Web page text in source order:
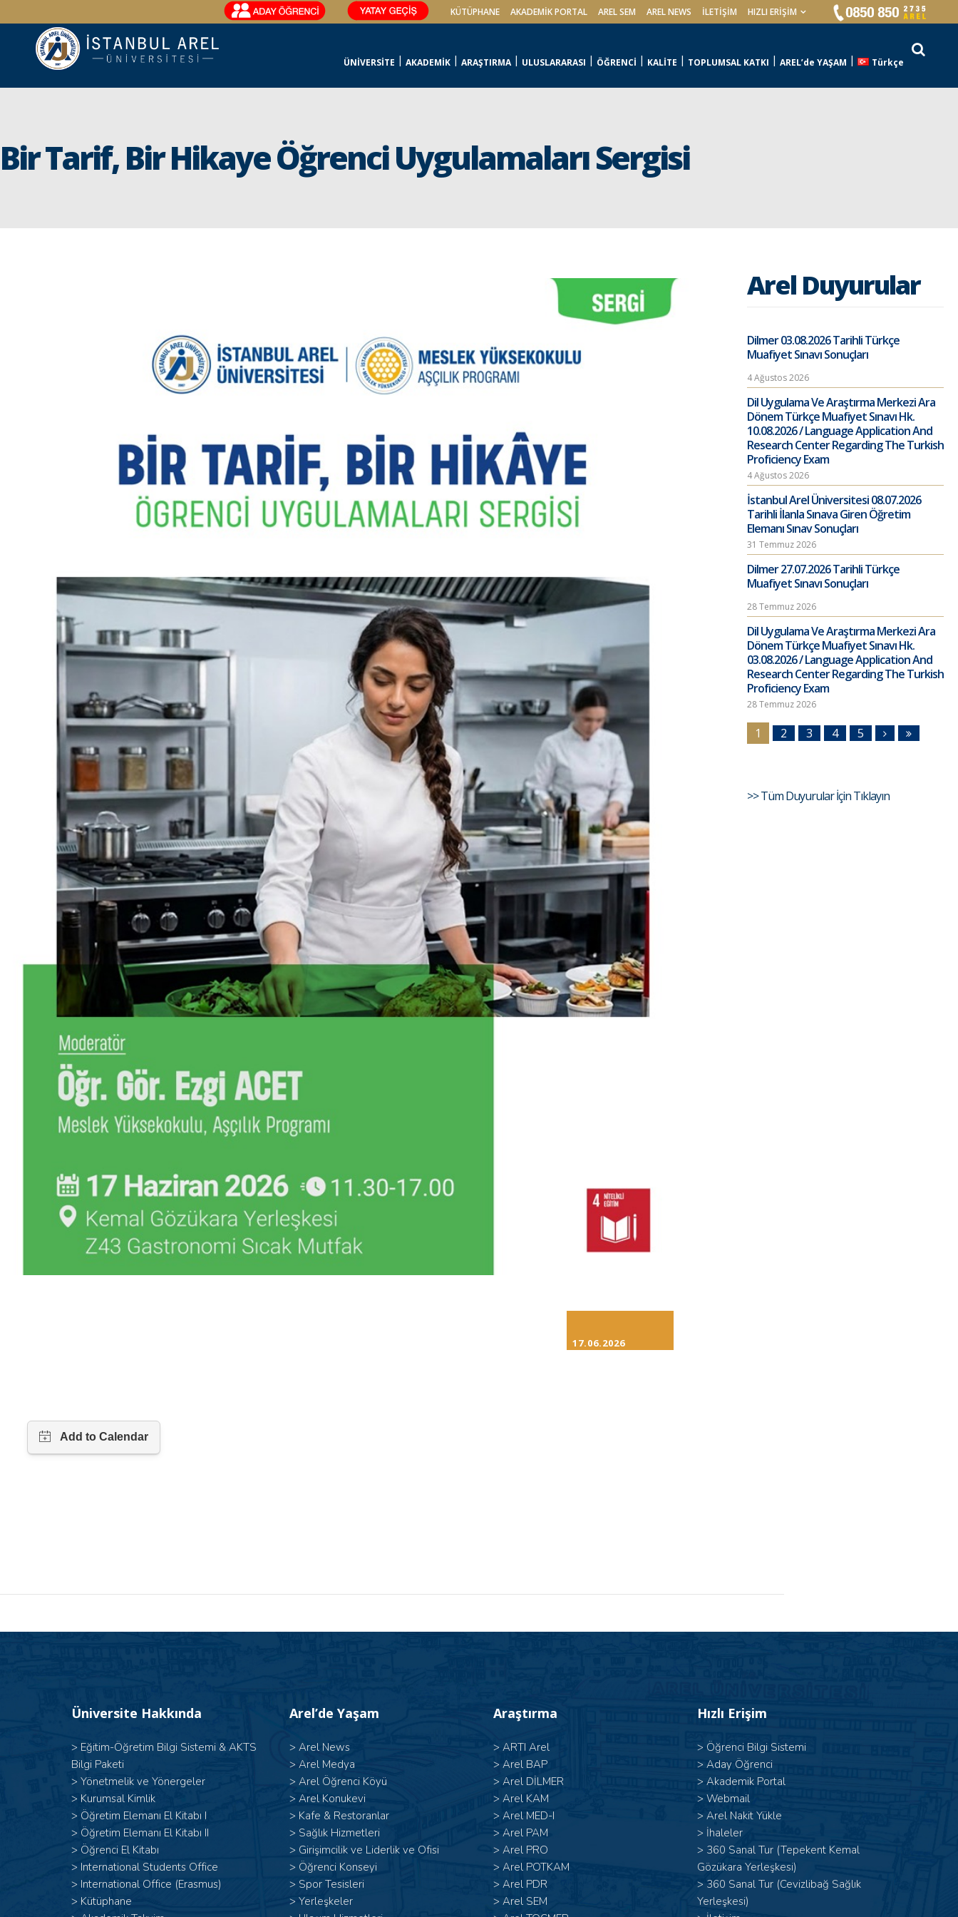
KÜTÜPHANE AKADEMİK PORTAL AREL SEM AREL NEWS İLETIŞIM HIZLI ERİŞİM
ÜNİVERSİTE AKADEMİK ARAŞTIRMA ULUSLARARASI ÖĞRENCİ KALİTE TOPLUMSAL KATKI AREL’de YAŞAM Türkçe
Bir Tarif, Bir Hikaye Öğrenci Uygulamaları Sergisi
17.06.2026
Arel Duyurular
Dilmer 03.08.2026 Tarihli Türkçe
Muafiyet Sınavı Sonuçları
4 Ağustos 2026
Dil Uygulama Ve Araştırma Merkezi Ara
Dönem Türkçe Muafiyet Sınavı Hk.
10.08.2026 / Language Application And
Research Center Regarding The Turkish
Proficiency Exam
4 Ağustos 2026
İstanbul Arel Üniversitesi 08.07.2026
Tarihli İlanla Sınava Giren Öğretim
Elemanı Sınav Sonuçları
31 Temmuz 2026
Dilmer 27.07.2026 Tarihli Türkçe
Muafiyet Sınavı Sonuçları
28 Temmuz 2026
Dil Uygulama Ve Araştırma Merkezi Ara
Dönem Türkçe Muafiyet Sınavı Hk.
03.08.2026 / Language Application And
Research Center Regarding The Turkish
Proficiency Exam
28 Temmuz 2026
1 2 3 4 5
>> Tüm Duyurular İçin Tıklayın
Üniversite Hakkında
> Eğitim-Öğretim Bilgi Sistemi & AKTS
Bilgi Paketi
> Yönetmelik ve Yönergeler
> Kurumsal Kimlik
> Öğretim Elemanı El Kitabı I
> Öğretim Elemanı El Kitabı II
> Öğrenci El Kitabı
> International Students Office
> International Office (Erasmus)
> Kütüphane
Arel’de Yaşam
> Arel News
> Arel Medya
> Arel Öğrenci Köyü
> Arel Konukevi
> Kafe & Restoranlar
> Sağlık Hizmetleri
> Girişimcilik ve Liderlik ve Ofisi
> Öğrenci Konseyi
> Spor Tesisleri
> Yerleşkeler
Araştırma
> ARTI Arel
> Arel BAP
> Arel DİLMER
> Arel KAM
> Arel MED-I
> Arel PAM
> Arel PRO
> Arel POTKAM
> Arel PDR
> Arel SEM
Hızlı Erişim
> Öğrenci Bilgi Sistemi
> Aday Öğrenci
> Akademik Portal
> Webmail
> Arel Nakit Yükle
> İhaleler
> 360 Sanal Tur (Tepekent Kemal
Gözükara Yerleşkesi)
> 360 Sanal Tur (Cevizlibağ Sağlık
Yerleşkesi)